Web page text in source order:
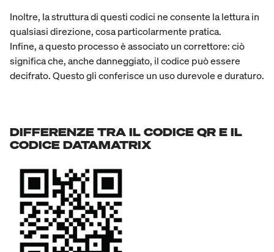
Inoltre, la struttura di questi codici ne consente la lettura in
qualsiasi direzione, cosa particolarmente pratica.
Infine, a questo processo è associato un correttore: ciò
significa che, anche danneggiato, il codice può essere
decifrato. Questo gli conferisce un uso durevole e duraturo.
DIFFERENZE TRA IL CODICE QR E IL
CODICE DATAMATRIX